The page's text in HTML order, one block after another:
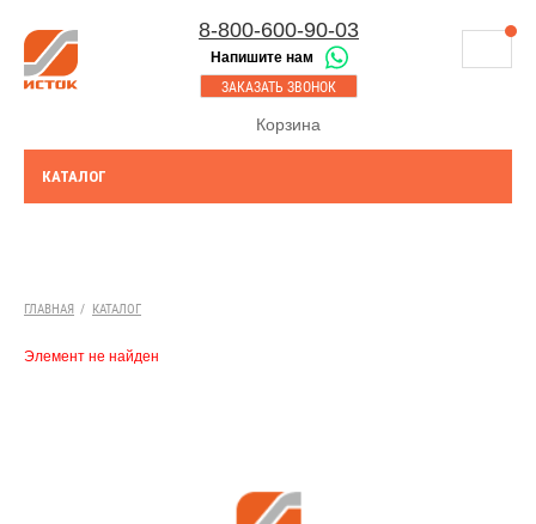
8-800-600-90-03
Напишите нам
ЗАКАЗАТЬ ЗВОНОК
Корзина
МАГАЗИНЫ
ОПЛАТА
8-843-230-17-45
Казань
Набережные Челны
КАТАЛОГ
ГЛАВНАЯ / КАТАЛОГ
Элемент не найден